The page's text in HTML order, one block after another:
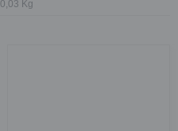
0,03 Kg